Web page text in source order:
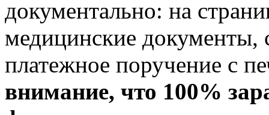
документально: на
медицинские документы,
платежное поручение с
внимание, что 100%